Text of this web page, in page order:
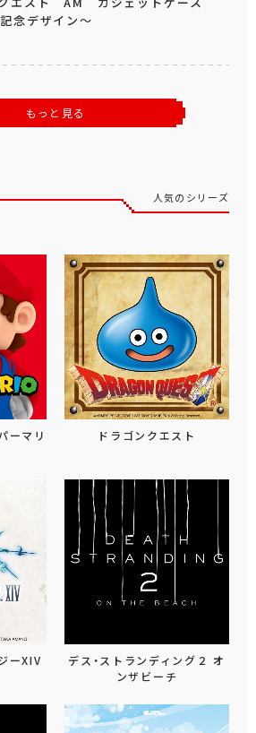
念デザイン～
もっと見る
人気のシリーズ
ーマリ
ドラゴンクエスト
ーXIV
デス・ストランディング２ オ
ンザビーチ